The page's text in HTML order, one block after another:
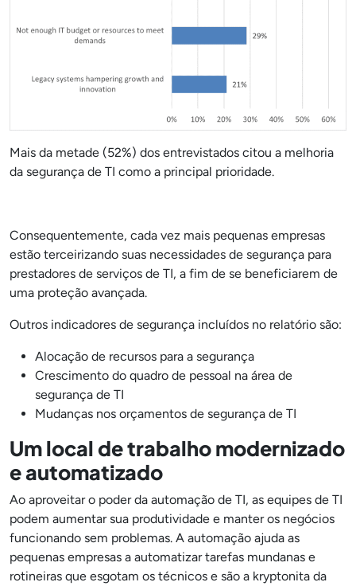
Mais da metade (52%) dos entrevistados citou a melhoria
da segurança de TI como a principal prioridade.
Consequentemente, cada vez mais pequenas empresas
estão terceirizando suas necessidades de segurança para
prestadores de serviços de TI, a fim de se beneficiarem de
uma proteção avançada.
Outros indicadores de segurança incluídos no relatório são:
Alocação de recursos para a segurança
Crescimento do quadro de pessoal na área de
segurança de TI
Mudanças nos orçamentos de segurança de TI
Um local de trabalho modernizado
e automatizado
Ao aproveitar o poder da automação de TI, as equipes de TI
podem aumentar sua produtividade e manter os negócios
funcionando sem problemas. A automação ajuda as
pequenas empresas a automatizar tarefas mundanas e
rotineiras que esgotam os técnicos e são a kryptonita da